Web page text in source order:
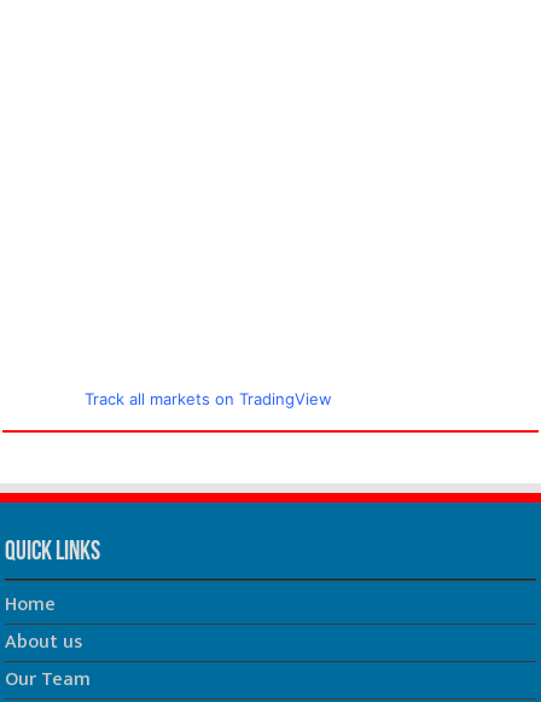
Track all markets on TradingView
Quick Links
Home
About us
Our Team